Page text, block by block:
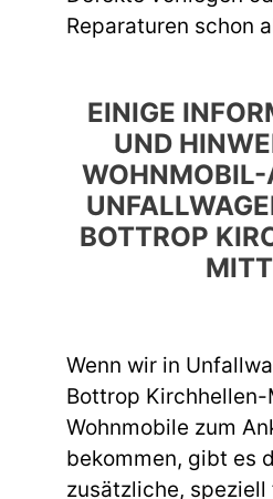
Reparaturen schon
EINIGE
UND
BOTTROP
Wenn wir in
Bottrop
Wohnmobile zum
bekommen, gibt es
zusätzliche, speziell